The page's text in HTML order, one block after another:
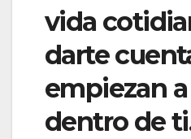
vida
darte
empiezan
dentro de